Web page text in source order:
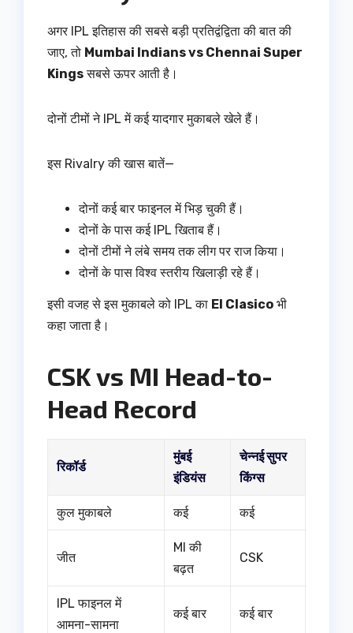
अगर IPL इतिहास की सबसे बड़ी प्रतिद्वंद्विता की बात की
जाए, तो Mumbai Indians vs Chennai Super
Kingsसबसे ऊपर आती है।
दोनों टीमों ने IPL में कई यादगार मुकाबले खेले हैं।
इस Rivalry की खास बातें—
दोनों कई बार फाइनल में भिड़ चुकी हैं।
दोनों के पास कई IPL खिताब हैं।
दोनों टीमों ने लंबे समय तक लीग पर राज किया।
दोनों के पास विश्व स्तरीय खिलाड़ी रहे हैं।
इसी वजह से इस मुकाबले को IPL का El Clasico भी
कहा जाता है।
CSK vs MI Head-to-
Head Record
रिकॉर्ड
मुंबई
इंडियंस
चेन्नई सुपर
किंग्स
कुल मुकाबले कई कई
जीत
MI की
बढ़त
CSK
IPL फाइनल में
आमना-सामना
कई बार कई बार